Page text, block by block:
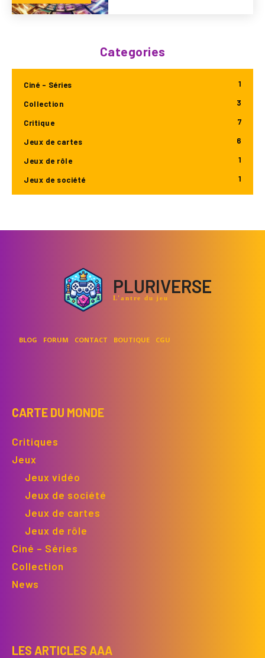
Categories
Ciné - Séries 1
Collection 3
Critique 7
Jeux de cartes 6
Jeux de rôle 1
Jeux de société 1
PLURIVERSE
L'antre du jeu
BLOG FORUM CONTACT BOUTIQUE CGU
CARTE DU MONDE
Critiques
Jeux
Jeux vidéo
Jeux de société
Jeux de cartes
Jeux de rôle
Ciné – Séries
Collection
News
LES ARTICLES AAA